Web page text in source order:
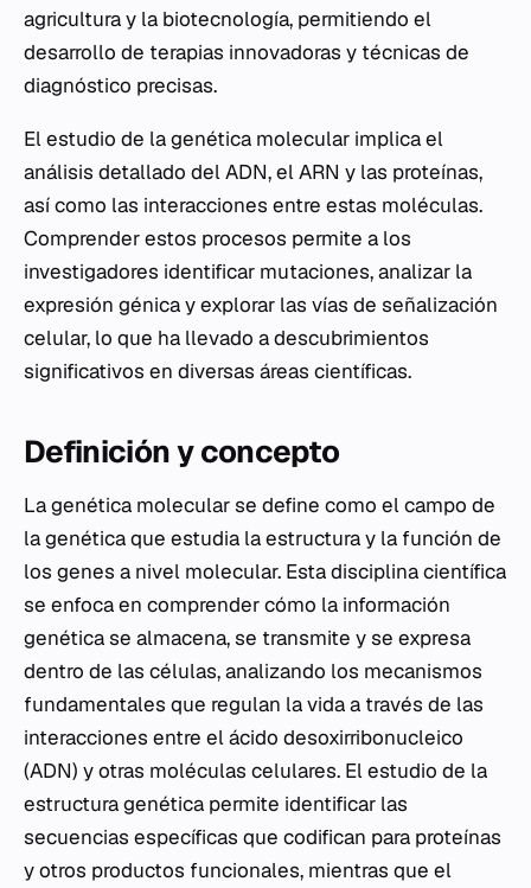
agricultura y la biotecnología, permitiendo el
desarrollo de terapias innovadoras y técnicas de
diagnóstico precisas.
El estudio de la genética molecular implica el
análisis detallado del ADN, el ARN y las proteínas,
así como las interacciones entre estas moléculas.
Comprender estos procesos permite a los
investigadores identificar mutaciones, analizar la
expresión génica y explorar las vías de señalización
celular, lo que ha llevado a descubrimientos
significativos en diversas áreas científicas.
Definición y concepto
La genética molecular se define como el campo de
la genética que estudia la estructura y la función de
los genes a nivel molecular. Esta disciplina científica
se enfoca en comprender cómo la información
genética se almacena, se transmite y se expresa
dentro de las células, analizando los mecanismos
fundamentales que regulan la vida a través de las
interacciones entre el ácido desoxirribonucleico
(ADN) y otras moléculas celulares. El estudio de la
estructura genética permite identificar las
secuencias específicas que codifican para proteínas
y otros productos funcionales, mientras que el